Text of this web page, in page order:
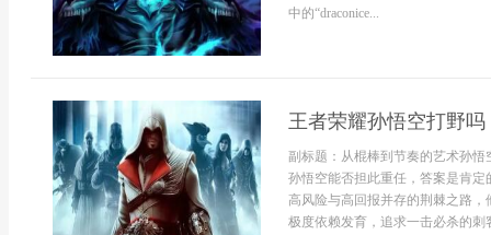
中的“draconice...
王者荣耀孙悟空打野
副标题：从棍棒到节奏的艺术孙
孙悟空能否担此重任，答案是肯
高风险与高回报并存的荆棘之路
极度依赖发育，追求一击必杀的